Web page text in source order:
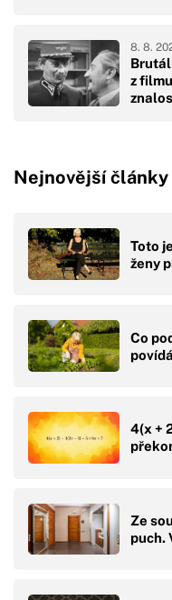
z
8. 8.
Nejnovější články
Toto
ženy
Co
4(x +
Ze
puch.